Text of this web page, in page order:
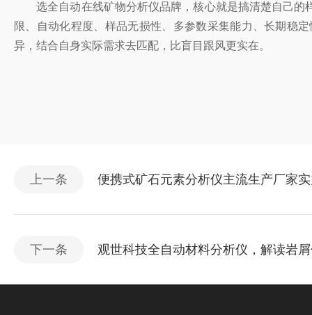
选全自动在线矿物分析仪品牌，核心就是搞清楚自己的
限、自动化程度、样品无损性、多参数采集能力、长期稳
异，结合自身实际需求去匹配，比盲目跟风更实在。
上一条 便携式矿石元素分析仪主流生产厂家
下一条 观世科技全自动材料分析仪，解读岩